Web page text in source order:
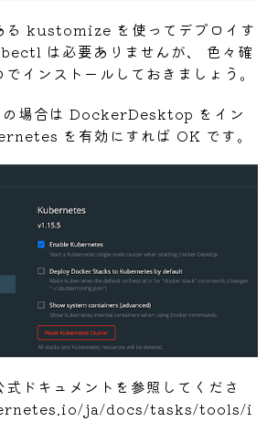
る kustomize を使ってデプロイす
は必要ありませんが、 色々確
インストールしておきましょう。
場合は DockerDesktop をイン
を有効にすれば OK です。
ドキュメントを参照してくださ
ja/docs/tasks/tools/i